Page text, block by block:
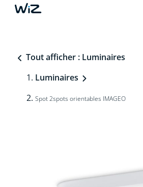
Tout afficher : Luminaires
Luminaires
Spot 2spots orientables IMAGEO